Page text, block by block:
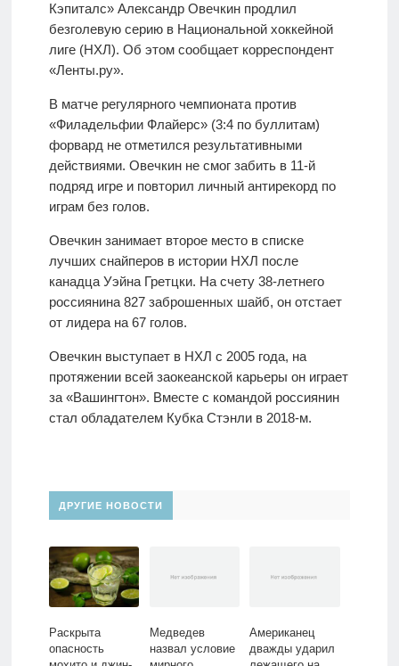
Кэпиталс» Александр Овечкин продлил
безголевую серию в Национальной хоккейной
лиге (НХЛ). Об этом сообщает корреспондент
«Ленты.ру».
В матче регулярного чемпионата против
«Филадельфии Флайерс» (3:4 по буллитам)
форвард не отметился результативными
действиями. Овечкин не смог забить в 11-й
подряд игре и повторил личный антирекорд по
играм без голов.
Овечкин занимает второе место в списке
лучших снайперов в истории НХЛ после
канадца Уэйна Гретцки. На счету 38-летнего
россиянина 827 заброшенных шайб, он отстает
от лидера на 67 голов.
Овечкин выступает в НХЛ с 2005 года, на
протяжении всей заокеанской карьеры он играет
за «Вашингтон». Вместе с командой россиянин
стал обладателем Кубка Стэнли в 2018-м.
ДРУГИЕ НОВОСТИ
Раскрыта
опасность
Медведев
назвал условие
Американец
дважды ударил